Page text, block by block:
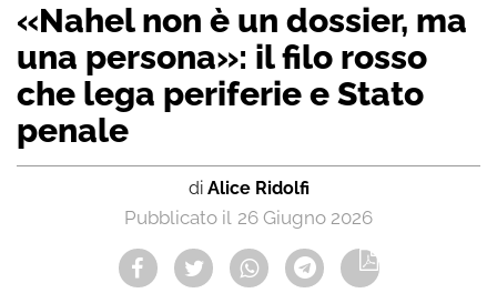
«Nahel non è un dossier, ma
una persona»: il filo rosso
che lega periferie e Stato
penale
di Alice Ridolfi
26 Giugno 2026